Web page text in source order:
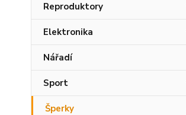
Reproduktory
Elektronika
Nářadí
Sport
Šperky